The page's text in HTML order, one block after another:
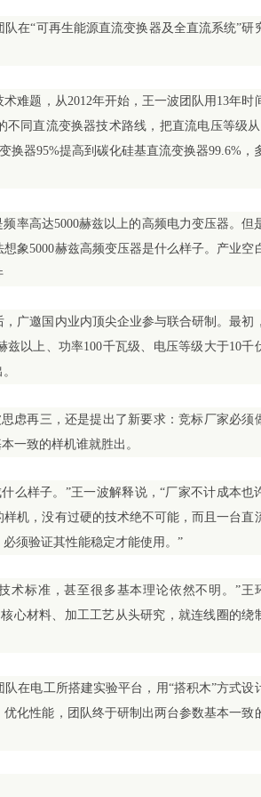
在“可再生能源直流变换器及全直流系统”研
难题，从2012年开始，王一波团队用13年时
同直流变换器技术路线，把直流电压等级
换器95%提高到碳化硅基直流变换器99.6%，
率高达5000赫兹以上的高频电力变压器。但
象5000赫兹高频变压器是什么样子。产业空
广邀国内业内顶尖企业参与联合研制。最初，
以上、功率100千瓦级、电压等级大于10千
虑再三，还是提出了新要求：竞标厂家必须
一致的样机谁就胜出。
么样子。”王一波解释说，“厂家不计成本也
机，没有过硬的技术绝不可能，而且一台直
须验证其性能稳定才能使用。”
术标准，甚至很多基本理论依然不明。”王
心材料、加工工艺从头研究，就连线圈的绕
在电工所搭建实验平台，用“搭积木”方式设
化性能，团队终于研制出两台参数基本一致